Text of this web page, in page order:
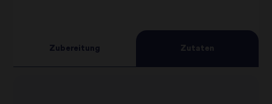
Zubereitung Zutaten